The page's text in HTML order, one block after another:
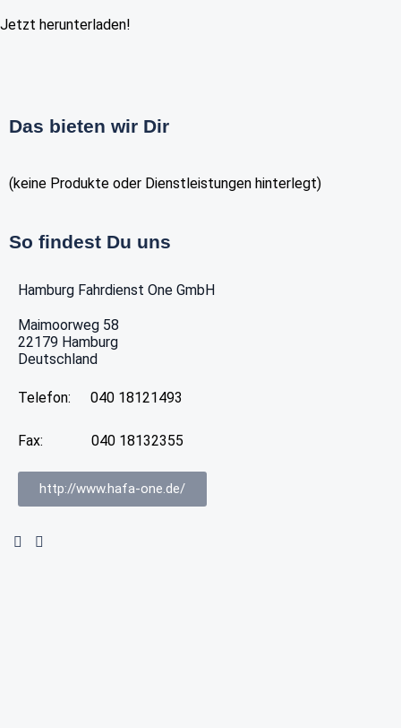
Jetzt herunterladen!
Das bieten wir Dir
(keine Produkte oder Dienstleistungen hinterlegt)
So findest Du uns
Hamburg Fahrdienst One GmbH
Maimoorweg 58
22179 Hamburg
Deutschland
Telefon: 040 18121493
Fax: 040 18132355
http://www.hafa-one.de/